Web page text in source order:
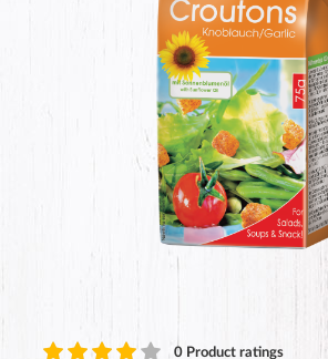
0 Product ratings